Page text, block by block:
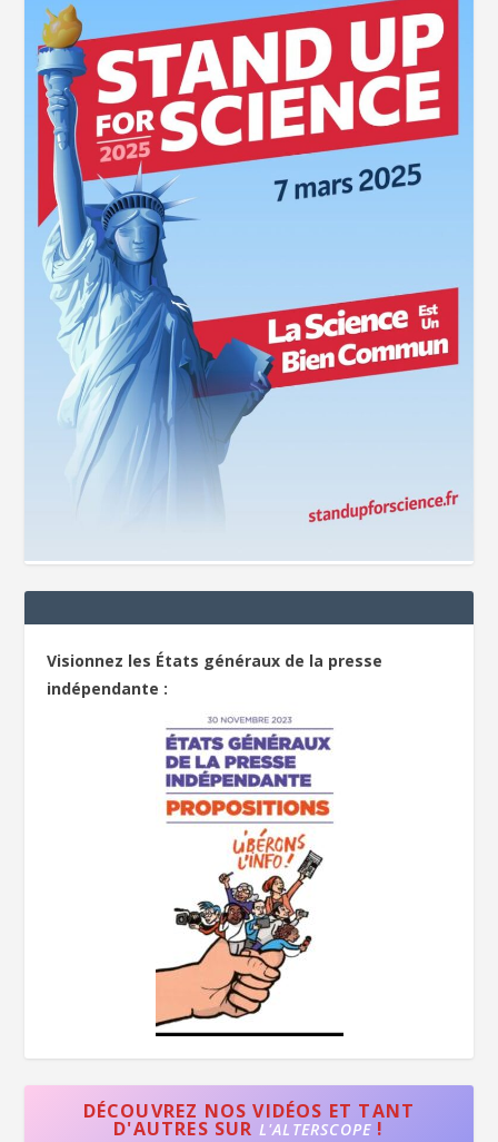
Visionnez les États généraux de la presse
indépendante :
DÉCOUVREZ NOS VIDÉOS ET TANT
D'AUTRES SUR L'ALTERSCOPE !